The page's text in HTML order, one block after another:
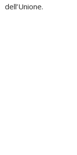
dell’Unione.